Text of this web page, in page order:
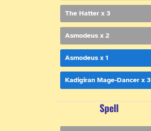
The Hatter x 3
Asmodeus x 2
Asmodeus x 1
Kadigiran Mage-Dancer x 3
Spell